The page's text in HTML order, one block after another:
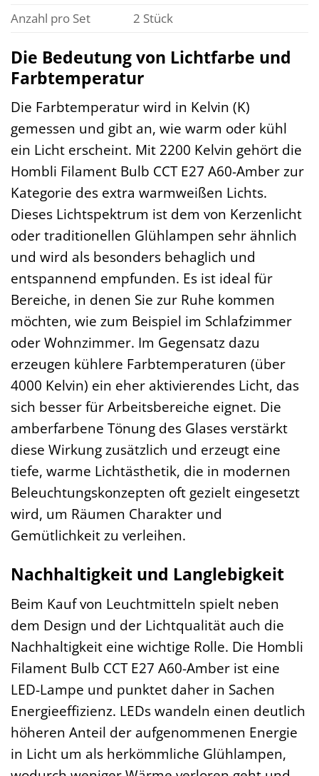
Anzahl pro Set
2 Stück
Die Bedeutung von Lichtfarbe und
Farbtemperatur
Die Farbtemperatur wird in Kelvin (K)
gemessen und gibt an, wie warm oder kühl
ein Licht erscheint. Mit 2200 Kelvin gehört die
Hombli Filament Bulb CCT E27 A60-Amber zur
Kategorie des extra warmweißen Lichts.
Dieses Lichtspektrum ist dem von Kerzenlicht
oder traditionellen Glühlampen sehr ähnlich
und wird als besonders behaglich und
entspannend empfunden. Es ist ideal für
Bereiche, in denen Sie zur Ruhe kommen
möchten, wie zum Beispiel im Schlafzimmer
oder Wohnzimmer. Im Gegensatz dazu
erzeugen kühlere Farbtemperaturen (über
4000 Kelvin) ein eher aktivierendes Licht, das
sich besser für Arbeitsbereiche eignet. Die
amberfarbene Tönung des Glases verstärkt
diese Wirkung zusätzlich und erzeugt eine
tiefe, warme Lichtästhetik, die in modernen
Beleuchtungskonzepten oft gezielt eingesetzt
wird, um Räumen Charakter und
Gemütlichkeit zu verleihen.
Nachhaltigkeit und Langlebigkeit
Beim Kauf von Leuchtmitteln spielt neben
dem Design und der Lichtqualität auch die
Nachhaltigkeit eine wichtige Rolle. Die Hombli
Filament Bulb CCT E27 A60-Amber ist eine
LED-Lampe und punktet daher in Sachen
Energieeffizienz. LEDs wandeln einen deutlich
höheren Anteil der aufgenommenen Energie
in Licht um als herkömmliche Glühlampen,